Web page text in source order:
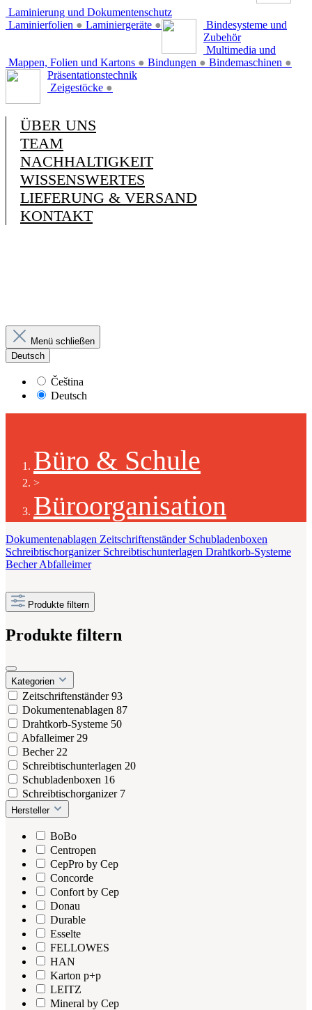
Laminierung und Dokumentenschutz
Laminierfolien ● Laminiergeräte ●
Bindesysteme und
Zubehör
Mappen, Folien und Kartons ● Bindungen ● Bindemaschinen ●
Multimedia und
Präsentationstechnik
Zeigestöcke ●
ÜBER UNS
TEAM
NACHHALTIGKEIT
WISSENSWERTES
LIEFERUNG & VERSAND
KONTAKT
Menü schließen
Deutsch
Čeština
Deutsch
Büro & Schule
>
Büroorganisation
Dokumentenablagen Zeitschriftenständer Schubladenboxen
Schreibtischorganizer Schreibtischunterlagen Drahtkorb-Systeme
Becher Abfalleimer
Produkte filtern
Produkte filtern
Kategorien
Zeitschriftenständer93
Dokumentenablagen 87
Drahtkorb-Systeme 50
Abfalleimer 29
Becher 22
Schreibtischunterlagen 20
Schubladenboxen 16
Schreibtischorganizer 7
Hersteller
BoBo
Centropen
CepPro by Cep
Concorde
Confort by Cep
Donau
Durable
Esselte
FELLOWES
HAN
Karton p+p
LEITZ
Mineral by Cep